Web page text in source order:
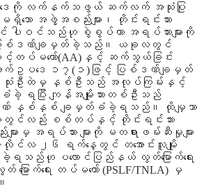
ဒေကို လက်နက်သဖွယ် ဆက်လက် အသုံးပြု
သော အဖွဲ့အစည်းများ၊ တိုင်းရင်းသား
ါဝင်သည်ဟု စွဲစွပ်ကာ အရပ်သားများကို
ပြစ်ဒဏ်ချမှတ်ခဲ့သည်။ ယခုလတွင်
ခိုင့်တပ်မတော်(AA)နှင့် ဆက်သွယ်ခြင်း
က်ဥပဒေ ၁၇(၁)ဖြင့် ပြစ်ဒဏ်ချမှတ်
သုံးဦးထဲမှ နှစ်ဦးသည် အလုပ်ကြမ်းနှင့်
ရပြီး ကျန်အမျိုးသားတစ်ဦးသည်
ဒဏ် နှစ်နှစ် ချမှတ်ခံခဲ့ရသည်။ ထိုမျှသာ
ားတွင်လည်း စစ်တပ်နှင့် တိုင်းရင်းသား
အရပ်သား များကို မတရားဖမ်းဆီးမှုများ
လ ၂၆ ရက်နေ့တွင် တအောင်းလူမျိုး
ခဲ့ရသည်ဟု ပလောင်ပြည်နယ် လွတ်မြောက်ရေး
မြောက်ရေး တပ်မတော် (PSLF/TNLA) မှ